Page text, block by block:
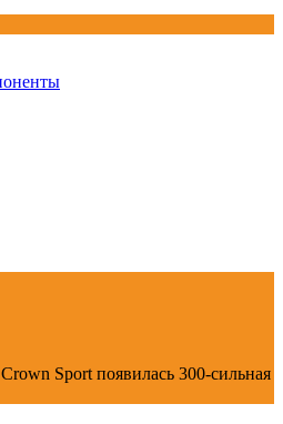
Sport появилась 300-сильная